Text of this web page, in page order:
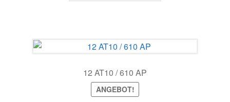
12 AT10 / 610 AP
ANGEBOT!